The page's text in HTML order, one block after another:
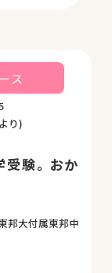
ス
り)
験。 おか
邦大付属東邦中